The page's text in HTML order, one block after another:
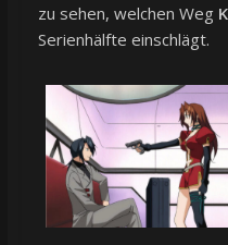
zu sehen, welchen Weg
Serienhälfte einschlägt.